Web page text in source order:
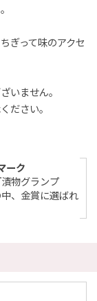
ぎって味のアクセ
いません。
ださい。
ーク
物グランプ
、金賞に選ばれ